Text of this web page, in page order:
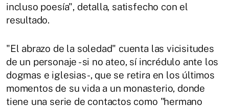
incluso poesía", detalla, satisfecho con el
resultado.
"El abrazo de la soledad" cuenta las vicisitudes
de un personaje - si no ateo, sí incrédulo ante los
dogmas e iglesias-, que se retira en los últimos
momentos de su vida a un monasterio, donde
tiene una serie de contactos como "hermano